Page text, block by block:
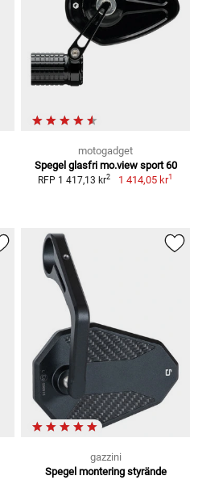
motogadget
Spegel glasfri mo.view sport 60
RFP 1 417,13 kr2 1 414,05 kr1
gazzini
Spegel montering styrände